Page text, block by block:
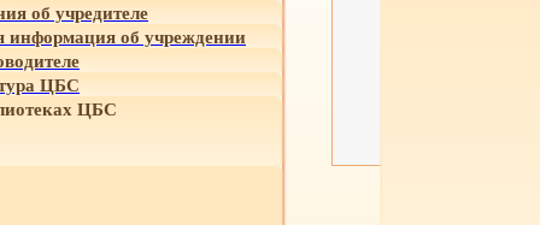
об учредителе
об учреждении
ЦБС
ЦБС